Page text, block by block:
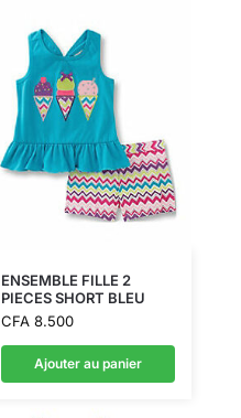
ENSEMBLE FILLE 2
PIECES SHORT BLEU
CFA8.500
Ajouter au panier